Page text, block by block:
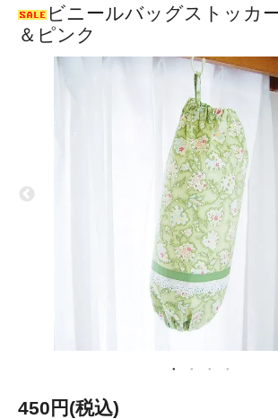
ビニールバッグストッカ
＆ピンク
450円(税込)